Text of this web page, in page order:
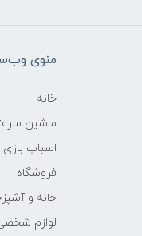
منوی
خانه
ماشین
اسباب بازی
فروشگاه
خانه و
لوازم